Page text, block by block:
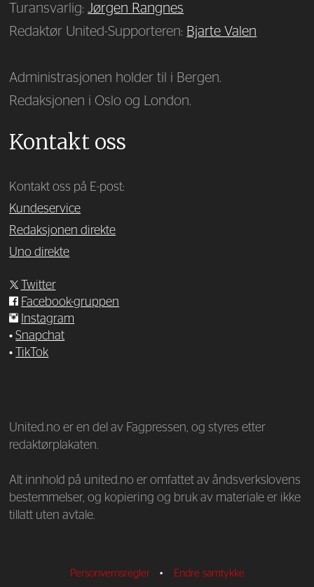
Turansvarlig:Jørgen Rangnes
Redaktør United-Supporteren: Bjarte Valen
Administrasjonen holder til i Bergen.
Redaksjonen i Oslo og London.
Kontakt oss
Kontakt oss på E-post:
Kundeservice
Redaksjonen direkte
Uno direkte
Twitter
Facebook-gruppen
Instagram
•Snapchat
•
TikTok
United.no er en del av Fagpressen, og styres etter
redaktørplakaten.
Alt innhold på united.no er omfattet av åndsverkslovens
bestemmelser, og kopiering og bruk av materiale er ikke
tillatt uten avtale.
Personvernsregler • Endre samtykke